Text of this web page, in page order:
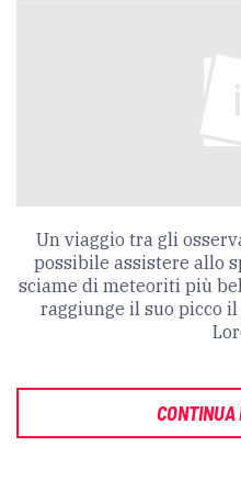
Un viaggio tra gli
possibile assistere allo
sciame di meteoriti più
raggiunge il suo picco